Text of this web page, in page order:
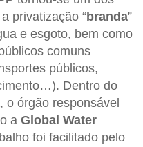
privatização “branda”
e esgoto, bem como
comuns
públicos,
Dentro do
, o órgão responsável
a Global Water
foi facilitado pelo